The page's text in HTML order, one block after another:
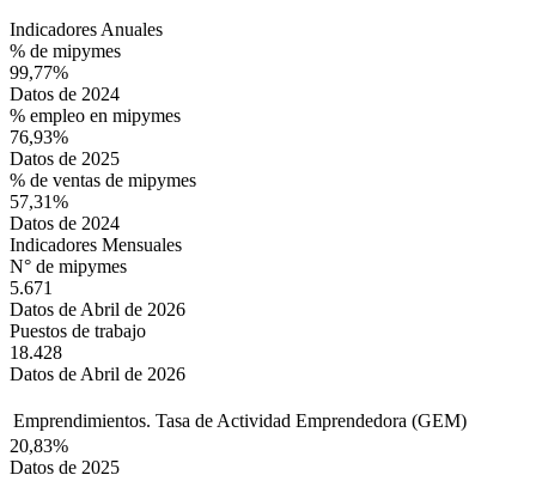
Indicadores Anuales
% de mipymes
99,77%
Datos de 2024
% empleo en mipymes
76,93%
Datos de 2025
% de ventas de mipymes
57,31%
Datos de 2024
Indicadores Mensuales
N° de mipymes
5.671
Datos de Abril de 2026
Puestos de trabajo
18.428
Datos de Abril de 2026
Emprendimientos. Tasa de Actividad Emprendedora (GEM)
20,83%
Datos de 2025